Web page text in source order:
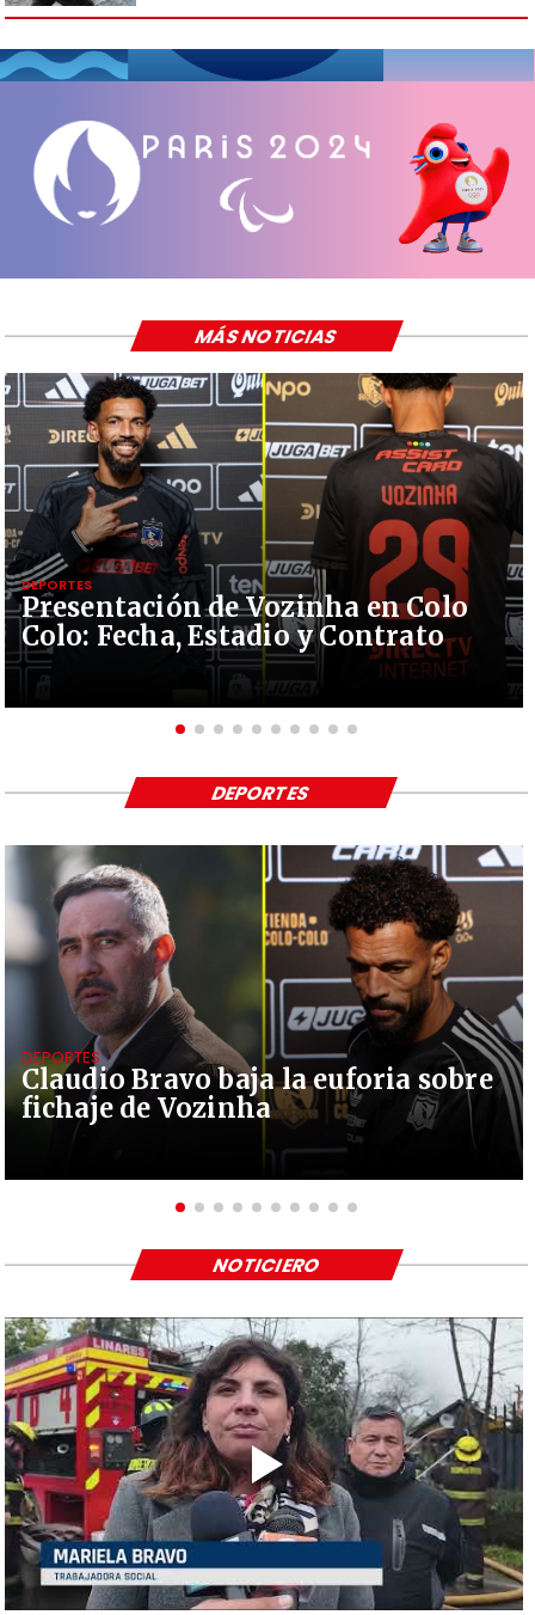
Presentación de Vozinha en Colo
Colo: Fecha, Estadio y Contrato
DEPORTES
MÁS NOTICIAS
Claudio Bravo baja la euforia sobre
fichaje de Vozinha
DEPORTES
DEPORTES
NOTICIERO